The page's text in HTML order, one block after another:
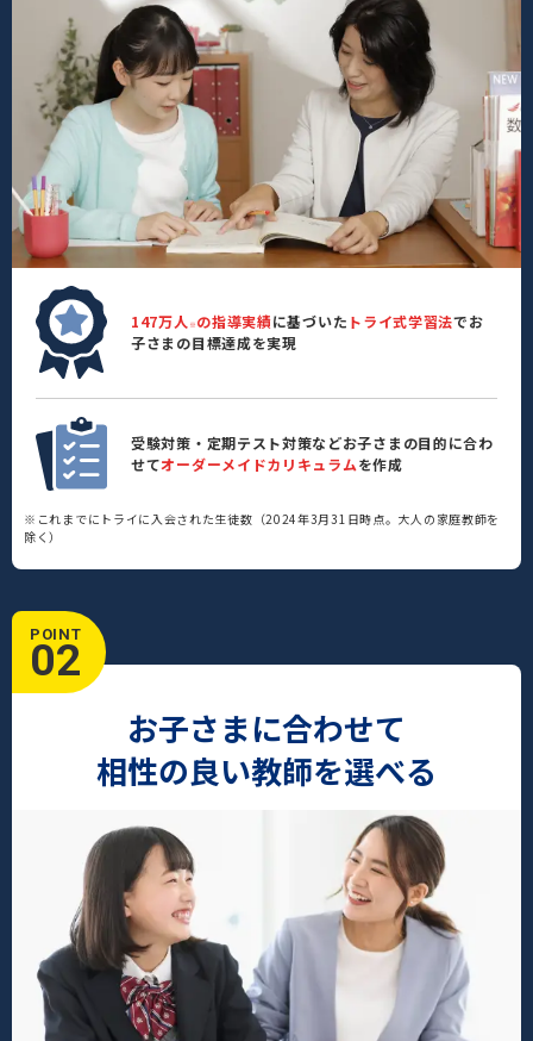
147万人 ※ の指導実績に基づいた トライ式学習法でお
子さまの目標達成を実現
受験対策・定期テスト対策などお子さまの目的に合わ
せてオーダーメイドカリキュラムを作成
※これまでにトライに入会された生徒数（2024年3月31日時点。大人の家庭教師を
除く）
POINT
02
お子さまに合わせて
相性の良い教師を選べる